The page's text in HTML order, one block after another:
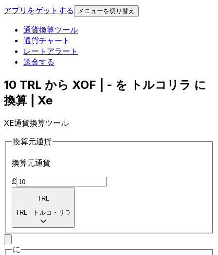
アプリをゲットする
メニューを切り替え
通貨換算ツール
通貨チャート
レートアラート
送金する
10 TRL から XOF | - を トルコリラ に
換算 | Xe
XE通貨換算ツール
換算元通貨
換算元通貨
₤
TRL
TRL - トルコ・リラ
に